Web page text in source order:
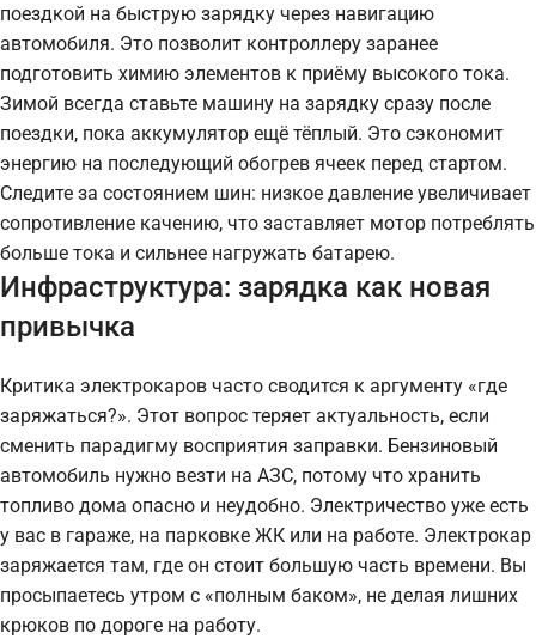
поездкой на быструю зарядку через навигацию
автомобиля. Это позволит контроллеру заранее
подготовить химию элементов к приёму высокого тока.
Зимой всегда ставьте машину на зарядку сразу после
поездки, пока аккумулятор ещё тёплый. Это сэкономит
энергию на последующий обогрев ячеек перед стартом.
Следите за состоянием шин: низкое давление увеличивает
сопротивление качению, что заставляет мотор потреблять
больше тока и сильнее нагружать батарею.
Инфраструктура: зарядка как новая
привычка
Критика электрокаров часто сводится к аргументу «где
заряжаться?». Этот вопрос теряет актуальность, если
сменить парадигму восприятия заправки. Бензиновый
автомобиль нужно везти на АЗС, потому что хранить
топливо дома опасно и неудобно. Электричество уже есть
у вас в гараже, на парковке ЖК или на работе. Электрокар
заряжается там, где он стоит большую часть времени. Вы
просыпаетесь утром с «полным баком», не делая лишних
крюков по дороге на работу.